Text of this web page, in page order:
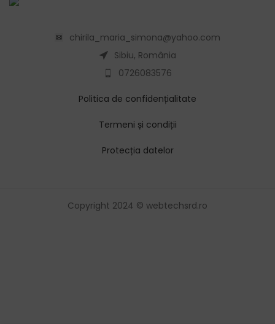
chirila_maria_simona@yahoo.com
Sibiu, România
0726083576
Politica de confidențialitate
Termeni și condiții
Protecția datelor
Copyright 2024 © webtechsrd.ro